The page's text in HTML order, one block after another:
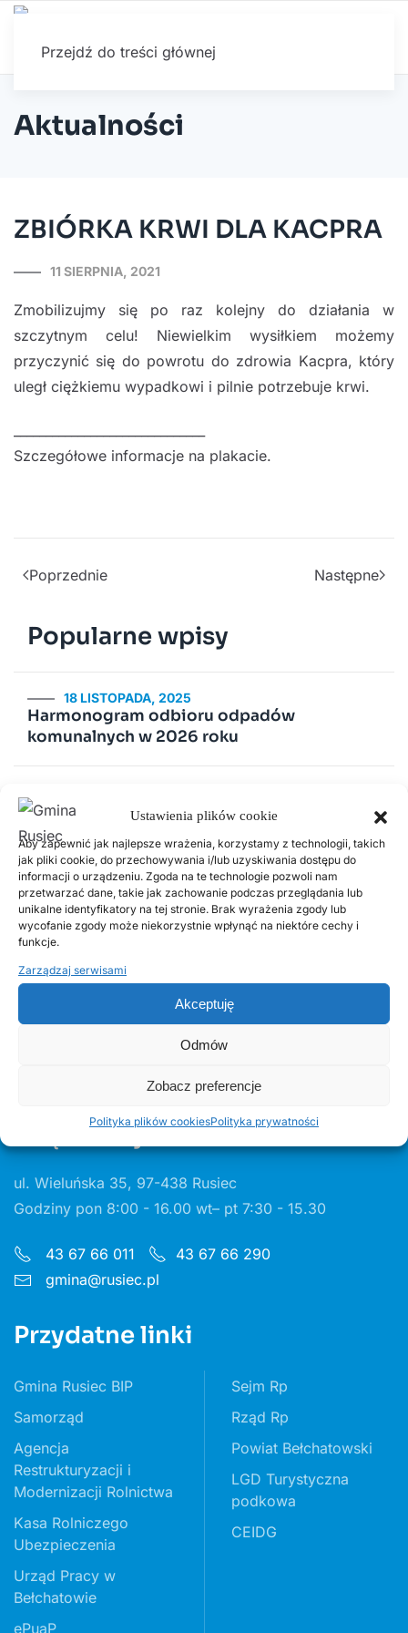
Ustawienia plików cookie
Aby zapewnić jak najlepsze wrażenia, korzystamy z technologii, takich
jak pliki cookie, do przechowywania i/lub uzyskiwania dostępu do
informacji o urządzeniu. Zgoda na te technologie pozwoli nam
przetwarzać dane, takie jak zachowanie podczas przeglądania lub
unikalne identyfikatory na tej stronie. Brak wyrażenia zgody lub
wycofanie zgody może niekorzystnie wpłynąć na niektóre cechy i
funkcje.
Zarządzaj serwisami
Akceptuję
Odmów
Zobacz preferencje
Polityka plików cookiesPolityka prywatności
Przejdź do treści głównej
Aktualności
ZBIÓRKA KRWI DLA KACPRA
11 SIERPNIA, 2021
Zmobilizujmy się po raz kolejny do działania w
szczytnym celu! Niewielkim wysiłkiem możemy
przyczynić się do powrotu do zdrowia Kacpra, który
uległ ciężkiemu wypadkowi i pilnie potrzebuje krwi.
Szczegółowe informacje na plakacie.
Poprzednie Następne
Popularne wpisy
18 LISTOPADA, 2025
Harmonogram odbioru odpadów
komunalnych w 2026 roku
PSZOK Rusiec – godziny otwarcia, lokalizacja i
zasady przyjmowania odpadów
14 LIPCA, 2020
Kurenda
Odnawialne źródła energii w Gminie Rusiec –
edycja 2, Fundusze Europejskie
ul. Wieluńska 35, 97-438 Rusiec
Godziny pon 8:00 - 16.00 wt– pt 7:30 - 15.30
43 67 66 011
43 67 66 290
gmina@rusiec.pl
Przydatne linki
Gmina Rusiec BIP
Samorząd
Agencja
Restrukturyzacji i
Modernizacji Rolnictwa
Kasa Rolniczego
Ubezpieczenia
Urząd Pracy w
Bełchatowie
ePuaP
Sejm Rp
Rząd Rp
Powiat Bełchatowski
LGD Turystyczna
podkowa
CEIDG